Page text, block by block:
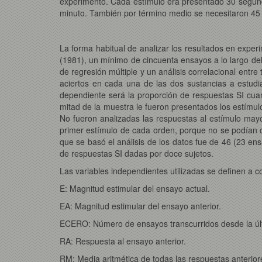
minuto. También por término medio se necesitaron
La forma habitual de analizar los resultados en
(1981), un mínimo de cincuenta ensayos a lo largo
de regresión múltiple y un análisis correlacional
aciertos en cada una de las dos sustancias a
dependiente será la proporción de respuestas SI
mitad de la muestra le fueron presentados los
No fueron analizadas las respuestas al estímulo
primer estímulo de cada orden, porque no se
que se basó el análisis de los datos fue de 46 (23
de respuestas SI dadas por doce sujetos.
Las variables independientes utilizadas se definen a
E: Magnitud estimular del ensayo actual.
EA: Magnitud estimular del ensayo anterior.
ECERO: Número de ensayos transcurridos desde la
RA: Respuesta al ensayo anterior.
RM: Media aritmética de todas las respuestas